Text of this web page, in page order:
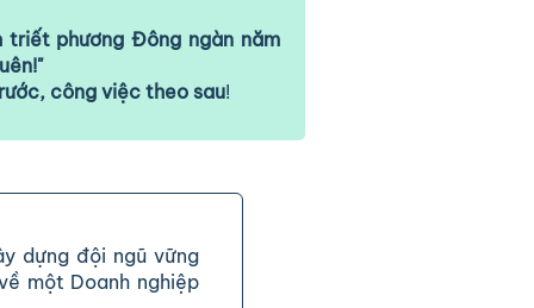
triết phương Đông ngàn năm
công việc theo sau!
dựng đội ngũ vững
một Doanh nghiệp